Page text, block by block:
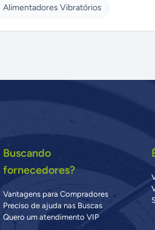
Alimentadores Vibratórios
Buscando
fornecedores?
Vantagens para Compradores
Preciso de ajuda nas Buscas
Quero um atendimento VIP